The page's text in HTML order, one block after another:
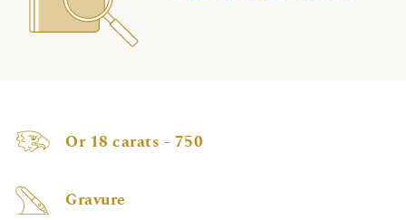
Or 18 carats - 750
Gravure